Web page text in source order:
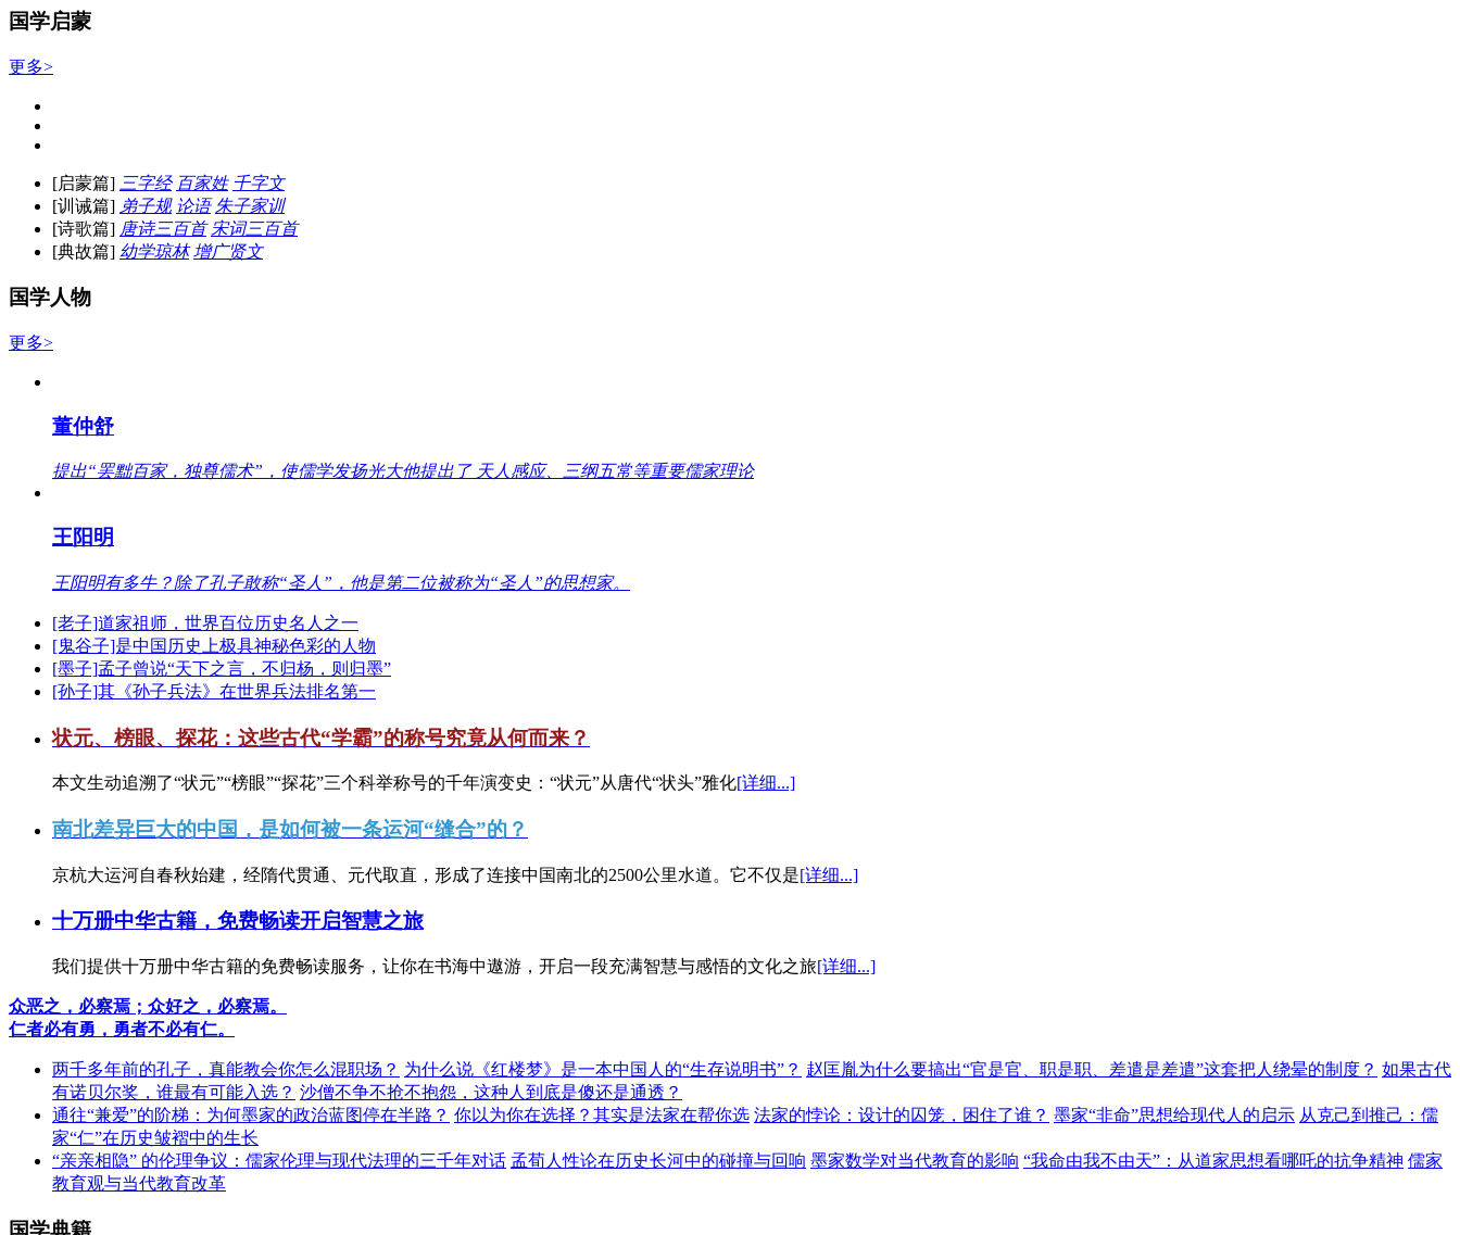
国学启蒙
更多>
[启蒙篇] 三字经 百家姓 千字文
[训诫篇] 弟子规 论语 朱子家训
[诗歌篇] 唐诗三百首 宋词三百首
[典故篇] 幼学琼林 增广贤文
国学人物
更多>
董仲舒
提出“罢黜百家，独尊儒术”，使儒学发扬光大他提出了 天人感应、三纲五常等重要儒家理论
王阳明
王阳明有多牛？除了孔子敢称“圣人”，他是第二位被称为“圣人”的思想家。
[老子]道家祖师，世界百位历史名人之一
[鬼谷子]是中国历史上极具神秘色彩的人物
[墨子]孟子曾说“天下之言，不归杨，则归墨”
[孙子]其《孙子兵法》在世界兵法排名第一
状元、榜眼、探花：这些古代“学霸”的称号究竟从何而来？
本文生动追溯了“状元”“榜眼”“探花”三个科举称号的千年演变史：“状元”从唐代“状头”雅化[详细...]
南北差异巨大的中国，是如何被一条运河“缝合”的？
京杭大运河自春秋始建，经隋代贯通、元代取直，形成了连接中国南北的2500公里水道。它不仅是[详细...]
十万册中华古籍，免费畅读开启智慧之旅
我们提供十万册中华古籍的免费畅读服务，让你在书海中遨游，开启一段充满智慧与感悟的文化之旅[详细...]
众恶之，必察焉；众好之，必察焉。
仁者必有勇，勇者不必有仁。
两千多年前的孔子，真能教会你怎么混职场？ 为什么说《红楼梦》是一本中国人的“生存说明书”？ 赵匡胤为什么要搞出“官是官、职是职、差遣是差遣”这套把人绕晕的制度？ 如果古代
有诺贝尔奖，谁最有可能入选？ 沙僧不争不抢不抱怨，这种人到底是傻还是通透？
通往“兼爱”的阶梯：为何墨家的政治蓝图停在半路？ 你以为你在选择？其实是法家在帮你选 法家的悖论：设计的囚笼，困住了谁？ 墨家“非命”思想给现代人的启示 从克己到推己：儒
家“仁”在历史皱褶中的生长
“亲亲相隐” 的伦理争议：儒家伦理与现代法理的三千年对话 孟荀人性论在历史长河中的碰撞与回响 墨家数学对当代教育的影响 “我命由我不由天”：从道家思想看哪吒的抗争精神 儒家
教育观与当代教育改革
国学典籍